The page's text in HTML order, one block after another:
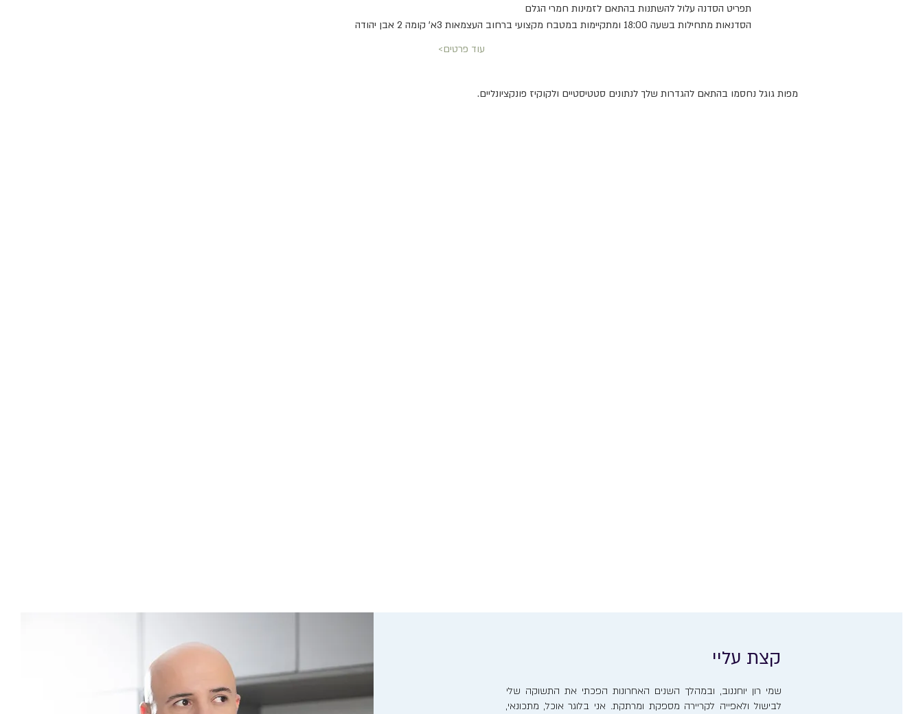
תפריט הסדנה עלול להשתנות בהתאם לזמינות חמרי הגלם
הסדנאות מתחילות בשעה 18:00 ומתקיימות במטבח מקצועי ברחוב העצמאות 3א' קומה 2 אבן יהודה
עוד פרטים>
מפות גוגל נחסמו בהתאם להגדרות שלך לנתונים סטטיסטיים ולקוקיז פונקציונליים.
קצת עליי
שמי רון יוחננוב, ובמהלך השנים האחרונות הפכתי את התשוקה שלי
לבישול ולאפייה לקריירה מספקת ומרתקת. אני בלוגר אוכל, מתכונאי,